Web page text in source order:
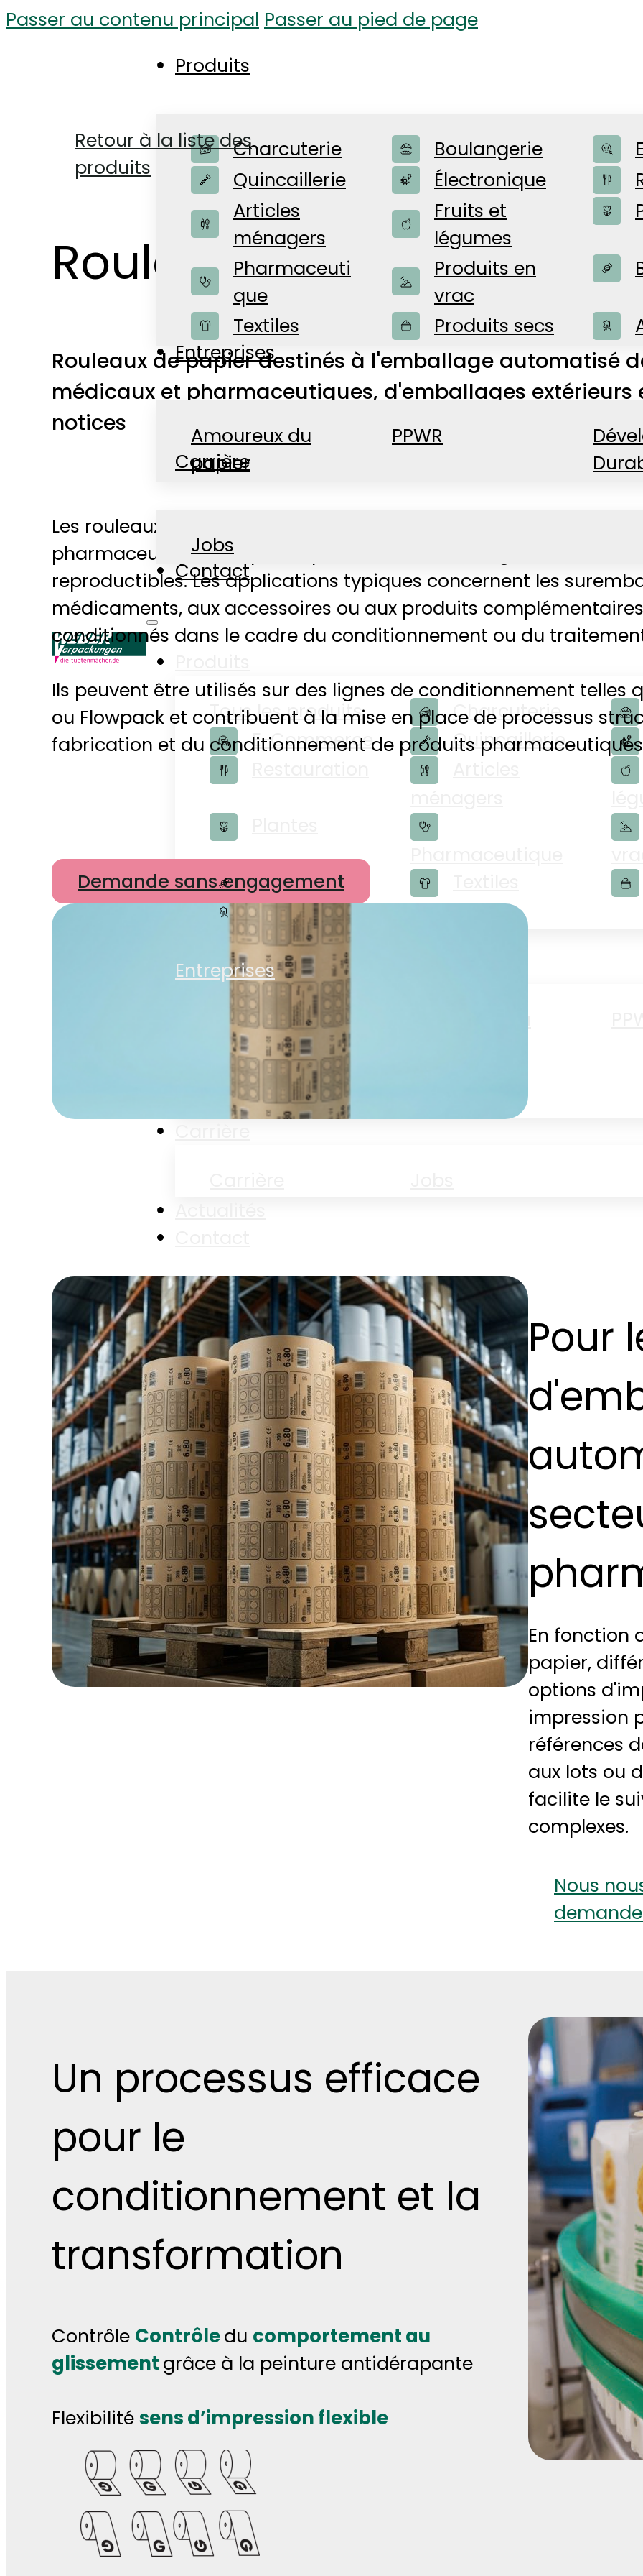
Passer au contenu principal Passer au pied de page
Produits
Charcuterie Boulangerie
Quincaillerie
Électronique
Articles
ménagers
Fruits et
légumes
Pharmaceuti
que
Produits en
vrac
Textiles Produits secs
Boutique
Entreprises
Amoureux du
papier
PPWR
Carrière
Jobs
Actualités
Contact
Tous les produits
Charcuterie
E-Commerce
Quincaillerie
Bonbons
Accessoires
Boutique
Entreprises
Entreprises
Développement
Durable
Retour à la liste des
produits
Rouleaux automatiques
Rouleaux de papier destinés à l'emballage automatisé
médicaux et pharmaceutiques, d'emballages extérieurs
notices
Les rouleaux pour machines automatiques sont utilisés dans le
pharmaceutique lorsque les processus d'emballage doivent
reproductibles. Les applications typiques concernent les
médicaments, aux accessoires ou aux produits
conditionnés dans le cadre du conditionnement ou du
Ils peuvent être utilisés sur des lignes de conditionnement telles
ou Flowpack et contribuent à la mise en place de processus
fabrication et du conditionnement de produits
Demande sans engagement
Pour
En fonction
papier,
options
impression
références
aux lots ou
facilite le
complexes.
Nous
Un processus efficace
pour le
conditionnement et la
transformation
Contrôle Contrôledu comportement au
glissementgrâce à la peinture antidérapante
Flexibilitésens d’impression flexible